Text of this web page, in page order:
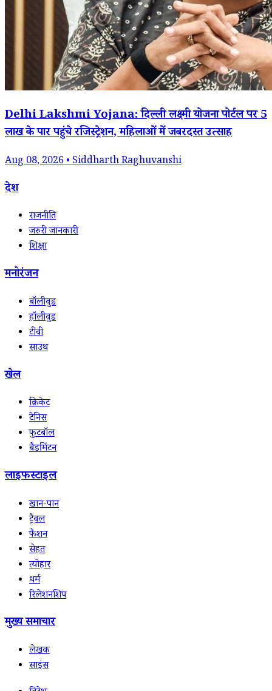
Delhi Lakshmi Yojana: दिल्ली लक्ष्मी योजना पोर्टल पर 5
लाख के पार पहुंचे रजिस्ट्रेशन, महिलाओं में जबरदस्त उत्साह
Aug 08, 2026 • Siddharth Raghuvanshi
देश
राजनीति
जरुरी जानकारी
शिक्षा
मनोरंजन
बॉलीवुड
हॉलीवुड
टीवी
साउथ
खेल
क्रिकेट
टेनिस
फुटबॉल
बैडमिंटन
लाइफस्टाइल
खान-पान
ट्रैवल
फैशन
सेहत
त्योहार
धर्म
रिलेशनशिप
मुख्य समाचार
लेखक
साइंस